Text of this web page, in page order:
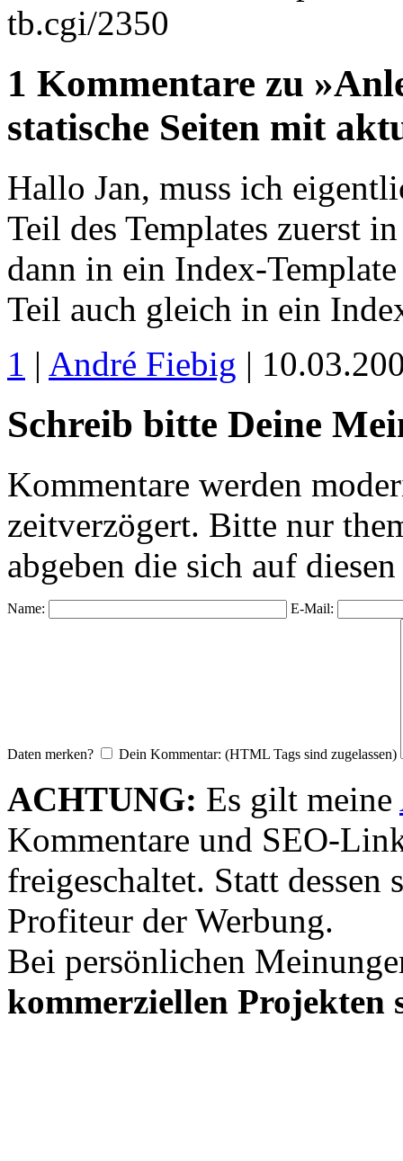
tb.cgi/2350
1 Kommentare zu
statische Seiten mit
Hallo Jan, muss ich
Teil des Templates zuerst
dann in ein Index-
Teil auch gleich in ein
1 | André Fiebig |
Schreib bitte Deine
Kommentare werden
zeitverzögert. Bitte nur
abgeben die sich auf
Name: E-Mail:
Daten merken? Dein Kommentar: (HTML Tags sind zugelassen)
ACHTUNG: Es gilt meine
Kommentare und SEO-
freigeschaltet. Statt dessen
Profiteur der Werbung.
Bei persönlichen
kommerziellen Projekten